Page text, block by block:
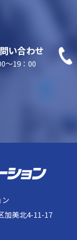
い合わせ
～19：00
加美北4-11-17